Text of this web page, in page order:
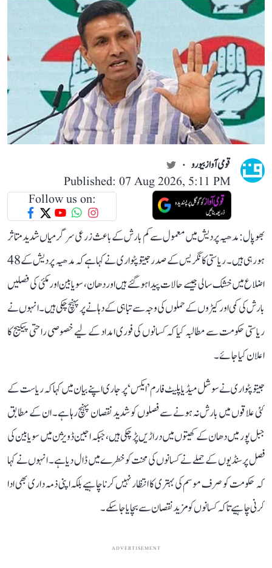
قومی آواز بیورو
Published: 07 Aug 2026, 5:11 PM
Follow us on:
بھوپال: مدھیہ پردیش میں معمول سے کم بارش کے باعث زرعی سرگرمیاں شدید متاثر
ہو رہی ہیں۔ ریاستی کانگریس کے صدر جیتو پٹواری نے کہا ہے کہ مدھیہ پردیش کے 48
اضلاع میں خشک سالی جیسے حالات پیدا ہو گئے ہیں اور دھان، سویابین اور مکئی کی فصلیں
بارش کی کمی اور کیڑوں کے حملوں کی وجہ سے تباہی کے دہانے پر پہنچ چکی ہیں۔ انہوں نے
ریاستی حکومت سے مطالبہ کیا کہ کسانوں کی فوری امداد کے لیے خصوصی راحتی پیکیج کا
اعلان کیا جائے۔
جیتو پٹواری نے سوشل میڈیا پلیٹ فارم ’ایکس‘ پر جاری اپنے بیان میں کہا کہ ریاست کے
کئی علاقوں میں بارش نہ ہونے سے فصلوں کو شدید نقصان پہنچ رہا ہے۔ ان کے مطابق
جبل پور میں دھان کے کھیتوں میں دراڑیں پڑ چکی ہیں، جبکہ اجین ڈویژن میں سویابین کی
فصل پر سنڈیوں کے حملے نے کسانوں کی محنت کو خطرے میں ڈال دیا ہے۔ انہوں نے کہا
کہ حکومت کو صرف موسم کی بہتری کا انتظار نہیں کرنا چاہیے بلکہ اپنی ذمہ داری بھی ادا
کرنی چاہیے تاکہ کسانوں کو مزید نقصان سے بچایا جا سکے۔
ADVERTISEMENT